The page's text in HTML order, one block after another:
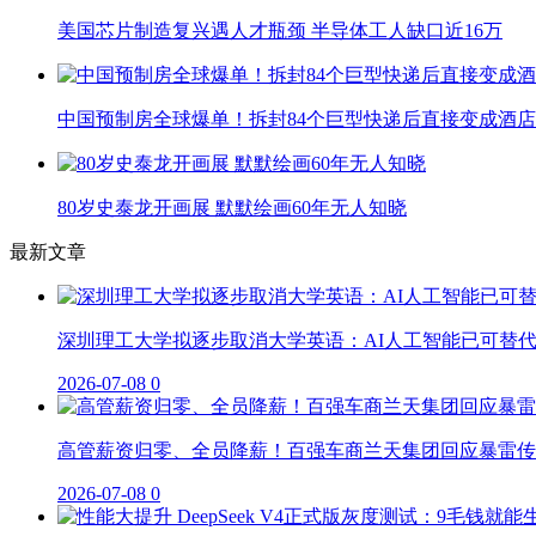
美国芯片制造复兴遇人才瓶颈 半导体工人缺口近16万
中国预制房全球爆单！拆封84个巨型快递后直接变成酒店
80岁史泰龙开画展 默默绘画60年无人知晓
最新文章
深圳理工大学拟逐步取消大学英语：AI人工智能已可替代
2026-07-08 0
高管薪资归零、全员降薪！百强车商兰天集团回应暴雷
2026-07-08 0